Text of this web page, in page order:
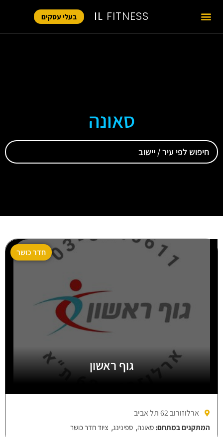
IL FITNESS בעלי עסקים
סאונה
חדר כושר
גוף ראשון
ארלוזורוב 62 תל אביב
המתקנים במתחם: סאונה, ספינינג, ציוד חדר כושר